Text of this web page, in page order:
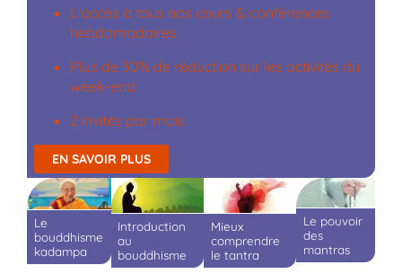
L’accès à tous nos cours & conférences
hebdomadaires
Plus de 50% de réduction sur les activités du
week-end
2 invités par mois
EN SAVOIR PLUS
Le
bouddhisme
kadampa
Introduction
au
bouddhisme
Mieux
comprendre
le tantra
Le pouvoir
des
mantras